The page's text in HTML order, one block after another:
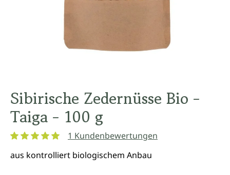
Sibirische Zedernüsse Bio -
Taiga - 100 g
1 Kundenbewertungen
aus kontrolliert biologischem Anbau